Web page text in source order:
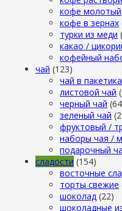
кофе молотый
кофе в зернах
турки из меди
какао /
кофейный
чай (123)
чай в
листовой чай
черный чай
зеленый чай
фруктовый /
наборы чая /
подарочный
сладости (154)
восточные
торты свежие
шоколад (22)
шоколадные